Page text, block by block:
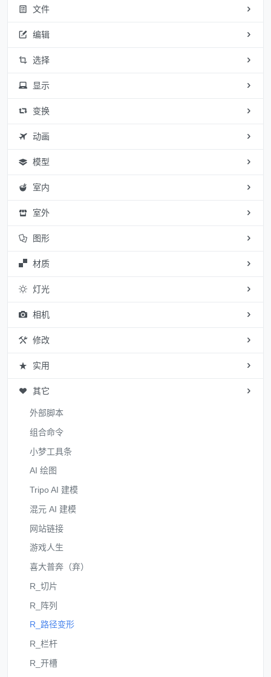
文件
编辑
选择
显示
变换
动画
模型
室内
室外
图形
材质
灯光
相机
修改
实用
其它
外部脚本
组合命令
小梦工具条
AI 绘图
Tripo AI 建模
混元 AI 建模
网站链接
游戏人生
喜大普奔（弃）
R_切片
R_阵列
R_路径变形
R_栏杆
R_开槽